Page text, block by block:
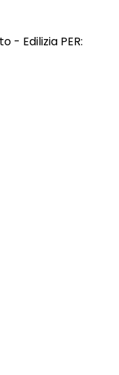
- Edilizia PER: